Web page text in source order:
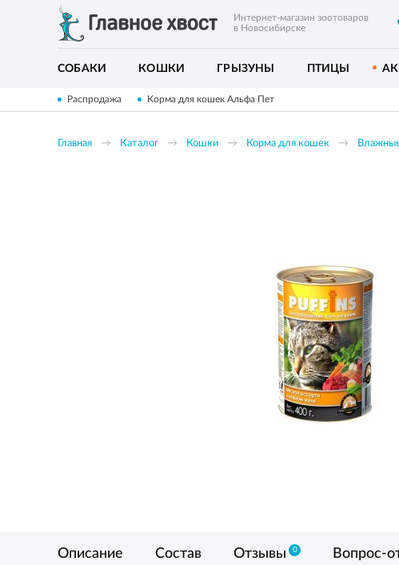
Интернет-магазин зоотоваров
в Новосибирске
СОБАКИ КОШКИ ГРЫЗУНЫ ПТИЦЫ
Распродажа Корма для кошек Альфа Пет
Главная Каталог Кошки Корма для кошек
Описание Состав Отзывы 0 Вопрос-